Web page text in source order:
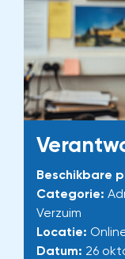
Beschikbare
Categorie:
Verzuim
Locatie:
Datum: 26